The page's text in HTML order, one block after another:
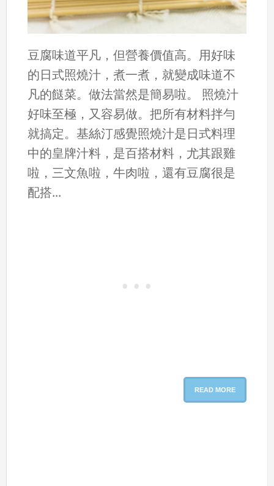
豆腐味道平凡，但營養價值高。用好味
的日式照燒汁，煮一煮，就變成味道不
凡的餸菜。做法當然是簡易啦。 照燒汁
好味至極，又容易做。把所有材料拌勻
就搞定。基絲汀感覺照燒汁是日式料理
中的皇牌汁料，是百搭材料，尤其跟雞
啦，三文魚啦，牛肉啦，還有豆腐很是
配搭...
READ MORE